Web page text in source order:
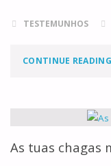
TESTEMUNHOS
CONTINUE READING
As tuas chagas